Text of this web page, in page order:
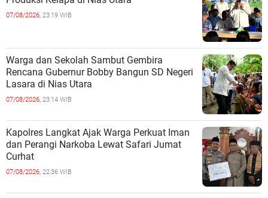
07/08/2026, 23:19 WIB
Warga dan Sekolah Sambut Gembira
Rencana Gubernur Bobby Bangun SD Negeri
Lasara di Nias Utara
07/08/2026, 23:14 WIB
Kapolres Langkat Ajak Warga Perkuat Iman
dan Perangi Narkoba Lewat Safari Jumat
Curhat
07/08/2026, 22:36 WIB